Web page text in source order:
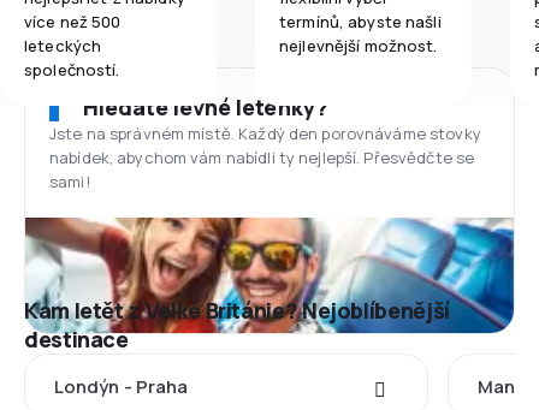
více než 500
leteckých
společností.
termínů, abyste našli
nejlevnější možnost.
Hledáte levné letenky?
Jste na správném místě. Každý den porovnáváme stovky
nabídek, abychom vám nabídli ty nejlepší. Přesvědčte se
sami!
Kam letět z Velké Británie? Nejoblíbenější
destinace
Londýn - Praha